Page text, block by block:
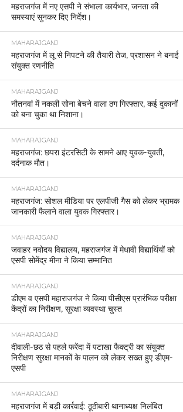
महराजगंज में नए एसपी ने संभाला कार्यभार, जनता की
समस्याएं सुनकर दिए निर्देश।
MAHARAJGANJ
महराजगंज में लू से निपटने की तैयारी तेज, प्रशासन ने बनाई
संयुक्त रणनीति
MAHARAJGANJ
नौतनवां में नकली सोना बेचने वाला ठग गिरफ्तार, कई दुकानों
को बना चुका था निशाना।
MAHARAJGANJ
महराजगंज: छपरा इंटरसिटी के सामने आए युवक-युवती,
दर्दनाक मौत।
MAHARAJGANJ
महराजगंज: सोशल मीडिया पर एलपीजी गैस को लेकर भ्रामक
जानकारी फैलाने वाला युवक गिरफ्तार।
MAHARAJGANJ
जवाहर नवोदय विद्यालय, महराजगंज में मेधावी विद्यार्थियों को
एसपी सोमेंद्र मीना ने किया सम्मानित
MAHARAJGANJ
डीएम व एसपी महाराजगंज ने किया पीसीएस प्रारंभिक परीक्षा
केंद्रों का निरीक्षण, सुरक्षा व्यवस्था चुस्त
MAHARAJGANJ
दीवाली-छठ से पहले फरेंदा में पटाखा फैक्ट्री का संयुक्त
निरीक्षण सुरक्षा मानकों के पालन को लेकर सख्त हुए डीएम-
एसपी
MAHARAJGANJ
महराजगंज में बड़ी कार्रवाई: ठूठीबारी थानाध्यक्ष निलंबित